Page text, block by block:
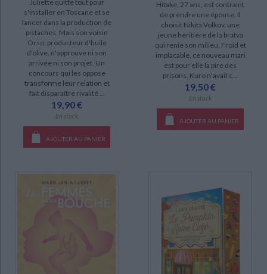
Une enquête de Loveday & Ryder (16)
Café Engel (11)
Jana Berzelius (11)
Destinée suédoise (8)
Dream Harbor (8)
Sinners (8)
Une enquête de Jana Berzelius (7)
DISPONIBILITÉ
disponible (1123)
Juliette quitte tout pour
s'installer en Toscane et se
lancer dans la production de
pistaches. Mais son voisin
Orso, producteur d'huile
d'olive, n'approuve ni son
arrivée ni son projet. Un
concours qui les oppose
transforme leur relation et
fait disparaître rivalité ...
19,90 €
En stock
AJOUTER AU PANIER
Hitake, 27 ans, est contraint
de prendre une épouse. Il
choisit Nikita Volkov, une
jeune héritière de la bratva
qui renie son milieu. Froid et
implacable, ce nouveau mari
est pour elle la pire des
prisons. Kuro n'avait c...
19,50 €
En stock
AJOUTER AU PANIER